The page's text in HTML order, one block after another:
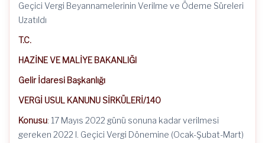
Geçici Vergi Beyannamelerinin Verilme ve Ödeme Süreleri
Uzatıldı
T.C.
HAZİNE VE MALİYE BAKANLIĞI
Gelir İdaresi Başkanlığı
VERGİ USUL KANUNU SİRKÜLERİ/140
Konusu: 17 Mayıs 2022 günü sonuna kadar verilmesi
gereken 2022 I. Geçici Vergi Dönemine (Ocak-Şubat-Mart)